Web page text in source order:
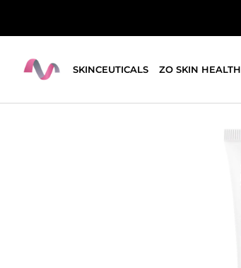
SKINCEUTICALS ZO SKIN HEALTH